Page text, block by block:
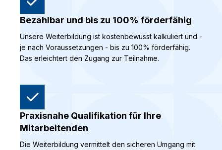
Bezahlbar und bis zu 100% förderfähig
Unsere Weiterbildung ist kostenbewusst kalkuliert und -
je nach Voraussetzungen - bis zu 100% förderfähig.
Das erleichtert den Zugang zur Teilnahme.
Praxisnahe Qualifikation für Ihre
Mitarbeitenden
Die Weiterbildung vermittelt den sicheren Umgang mit